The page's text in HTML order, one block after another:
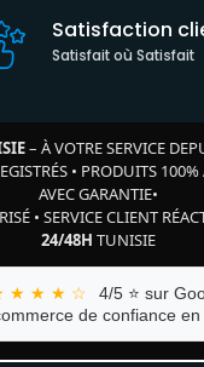
Satisfaction
Satisfait où Satisfait
– À VOTRE SERVICE
• PRODUITS
AVEC GARANTIE•
• SERVICE CLIENT
24/48H TUNISIE
★ ★ ★ ☆
4/5 ⭐ sur
de confiance en